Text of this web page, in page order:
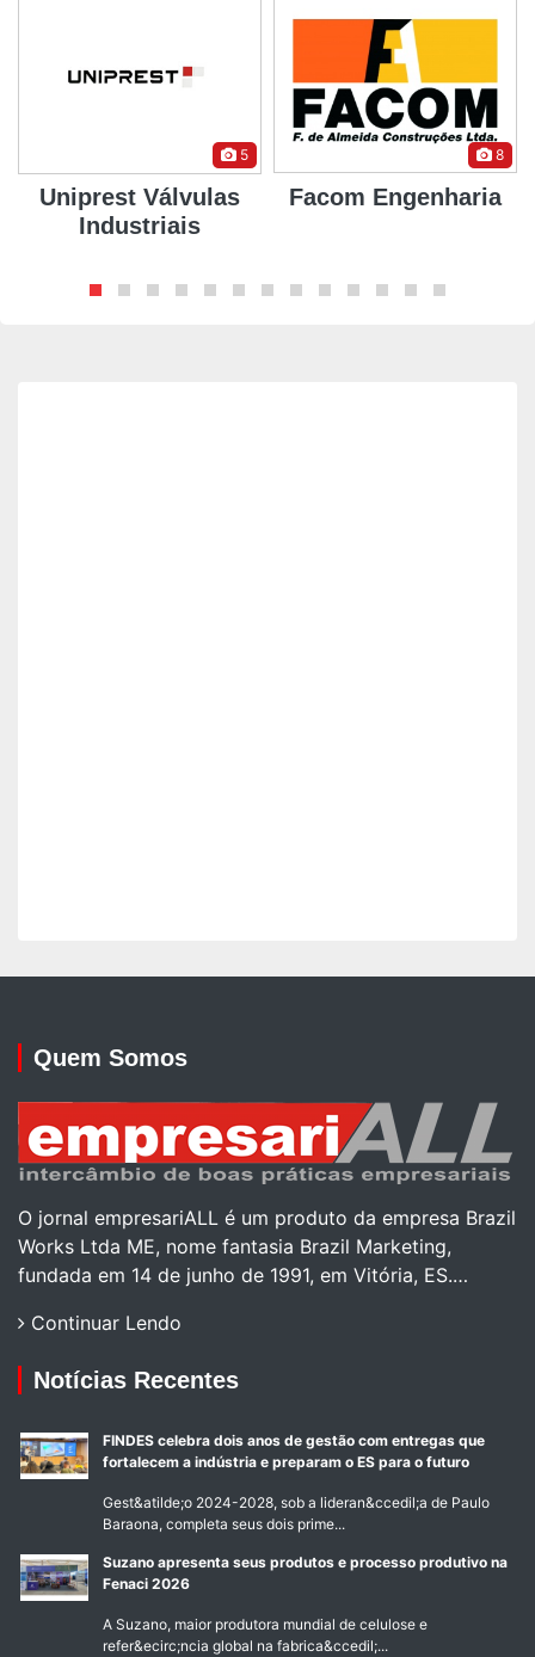
5
Uniprest Válvulas
Industriais
8
Facom Engenharia
Quem Somos
O jornal empresariALL é um produto da empresa Brazil
Works Ltda ME, nome fantasia Brazil Marketing,
fundada em 14 de junho de 1991, em Vitória, ES.…
Continuar Lendo
Notícias Recentes
FINDES celebra dois anos de gestão com entregas que
fortalecem a indústria e preparam o ES para o futuro
Gest&atilde;o 2024-2028, sob a lideran&ccedil;a de Paulo
Baraona, completa seus dois prime...
Suzano apresenta seus produtos e processo produtivo na
Fenaci 2026
A Suzano, maior produtora mundial de celulose e
refer&ecirc;ncia global na fabrica&ccedil;...